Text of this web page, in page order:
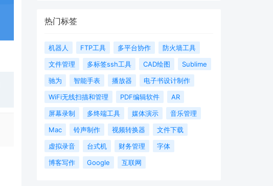
热门标签
机器人 FTP工具 多平台协作
防火墙工具
文件管理
多标签ssh工具 CAD绘图
Sublime
驰为
智能手表 播放器
电子书设计制作
WiFi无线扫描和管理
PDF编辑软件
AR
屏幕录制
多终端工具 媒体演示
音乐管理
Mac
铃声制作 视频转换器
文件下载
虚拟录音
台式机 财务管理
字体
博客写作
Google 互联网